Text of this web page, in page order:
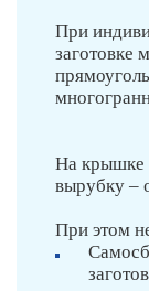
При
На крышке
вырубку –
При этом